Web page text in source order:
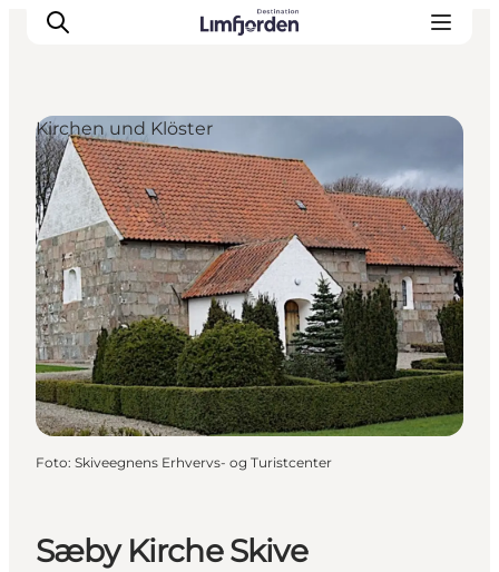
Sæby Kirche Skive
Kirchen und Klöster
Foto: Skiveegnens Erhvervs- og Turistcenter